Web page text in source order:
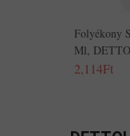
Folyékony
Ml,
2,114Ft